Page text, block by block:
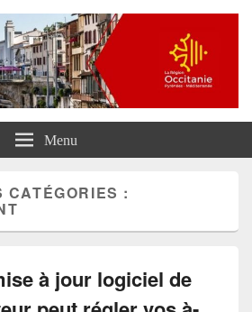
Menu
CATÉGORIES :
à jour logiciel de